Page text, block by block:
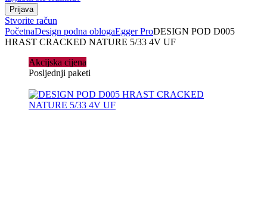
Stvorite račun
PočetnaDesign podna oblogaEgger ProDESIGN POD D005
HRAST CRACKED NATURE 5/33 4V UF
Akcijska cijena
Posljednji paketi